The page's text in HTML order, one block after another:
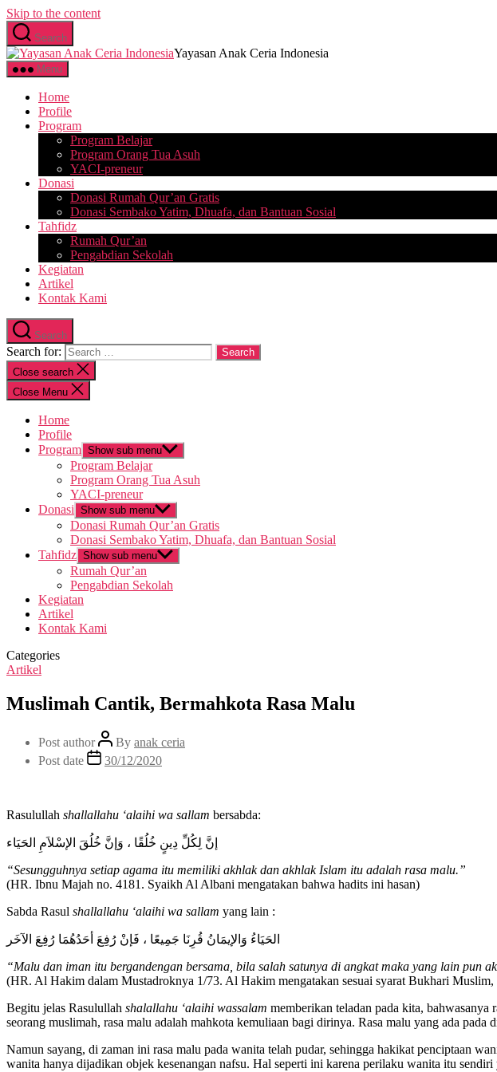
Skip to the content
Search
Yayasan Anak Ceria Indonesia
Menu
Home
Profile
Program
Program Belajar
Program Orang Tua Asuh
YACI-preneur
Donasi
Donasi Rumah Qur’an Gratis
Donasi Sembako Yatim, Dhuafa, dan Bantuan Sosial
Tahfidz
Rumah Qur’an
Pengabdian Sekolah
Kegiatan
Artikel
Kontak Kami
Search
Search for:
Close search
Close Menu
Home
Profile
Program Show sub menu
Program Belajar
Program Orang Tua Asuh
YACI-preneur
Donasi Show sub menu
Donasi Rumah Qur’an Gratis
Donasi Sembako Yatim, Dhuafa, dan Bantuan Sosial
Tahfidz Show sub menu
Rumah Qur’an
Pengabdian Sekolah
Kegiatan
Artikel
Kontak Kami
Categories
Artikel
Muslimah Cantik, Bermahkota Rasa Malu
Post author By anak ceria
Post date
30/12/2020
Rasulullah shallallahu ‘alaihi wa sallam bersabda:
إنَّ لِكُلِّ دِينٍ خُلُقًا ، وَإنَّ خُلُقَ الإسْلاَمِ الحَيَاء
“Sesungguhnya setiap agama itu memiliki akhlak dan akhlak Islam itu adalah rasa malu.”
(HR. Ibnu Majah no. 4181. Syaikh Al Albani mengatakan bahwa hadits ini hasan)
Sabda Rasul shallallahu ‘alaihi wa sallam yang lain :
الحَيَاءُ وَالإيمَانُ قُرِنَا جَمِيعًا ، فَإنْ رُفِعَ أحَدُهُمَا رُفِعَ الآخَر
“Malu dan iman itu bergandengan bersama, bila salah satunya di angkat maka yang lain pun
(HR. Al Hakim dalam Mustadroknya 1/73. Al Hakim mengatakan sesuai syarat Bukhari
Begitu jelas Rasulullah shalallahu ‘alaihi wassalam memberikan teladan pada kita, bahwasanya
seorang muslimah, rasa malu adalah mahkota kemuliaan bagi dirinya. Rasa malu yang ada
Namun sayang, di zaman ini rasa malu pada wanita telah pudar, sehingga hakikat penciptaan
wanita hanya dijadikan objek kesenangan nafsu. Hal seperti ini karena perilaku wanita itu